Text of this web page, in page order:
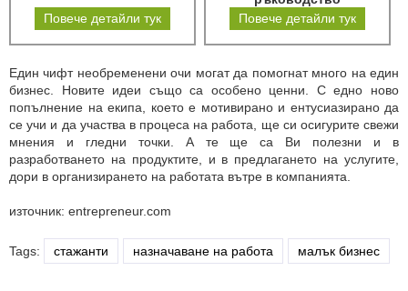
Повече детайли тук
Повече детайли тук
Един чифт необременени очи могат да помогнат много на един
бизнес. Новите идеи също са особено ценни. С едно ново
попълнение на екипа, което е мотивирано и ентусиазирано да
се учи и да участва в процеса на работа, ще си осигурите свежи
мнения и гледни точки. А те ще са Ви полезни и в
разработването на продуктите, и в предлагането на услугите,
дори в организирането на работата вътре в компанията.
източник: entrepreneur.com
Tags: стажанти назначаване на работа малък бизнес